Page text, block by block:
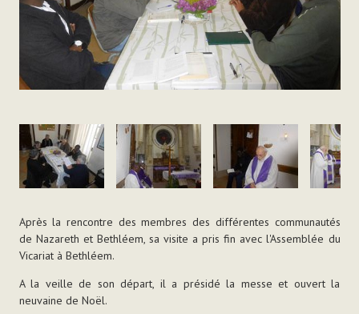
Après la rencontre des membres des différentes communautés
de Nazareth et Bethléem, sa visite a pris fin avec l'Assemblée du
Vicariat à Bethléem.
A la veille de son départ, il a présidé la messe et ouvert la
neuvaine de Noël.